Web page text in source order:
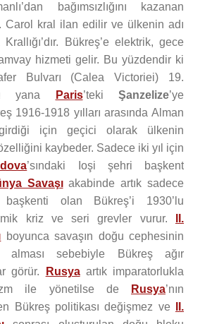
bağımsızlığını kazanan
Carol kral ilan edilir ve ülkenin adı
Bükreş’e elektrik, gece
hizmeti gelir. Bu yüzdendir ki
Bulvarı (Calea Victoriei) 19.
yana
Paris’teki Şanzelize’ye
1916-1918 yılları arasında Alman
için geçici olarak ülkenin
kaybeder. Sadece iki yıl için
’sındaki Ioşi şehri başkent
Savaşıakabinde artık sadece
başkenti olan Bükreş’i 1930’lu
kriz ve seri grevler vurur.
II.
boyunca savaşın doğu cephesinin
alması sebebiyle Bükreş ağır
görür.
Rusyaartık imparatorlukla
ile yönetilse de
Rusya’nın
Bükreş politikası değişmez ve
II.